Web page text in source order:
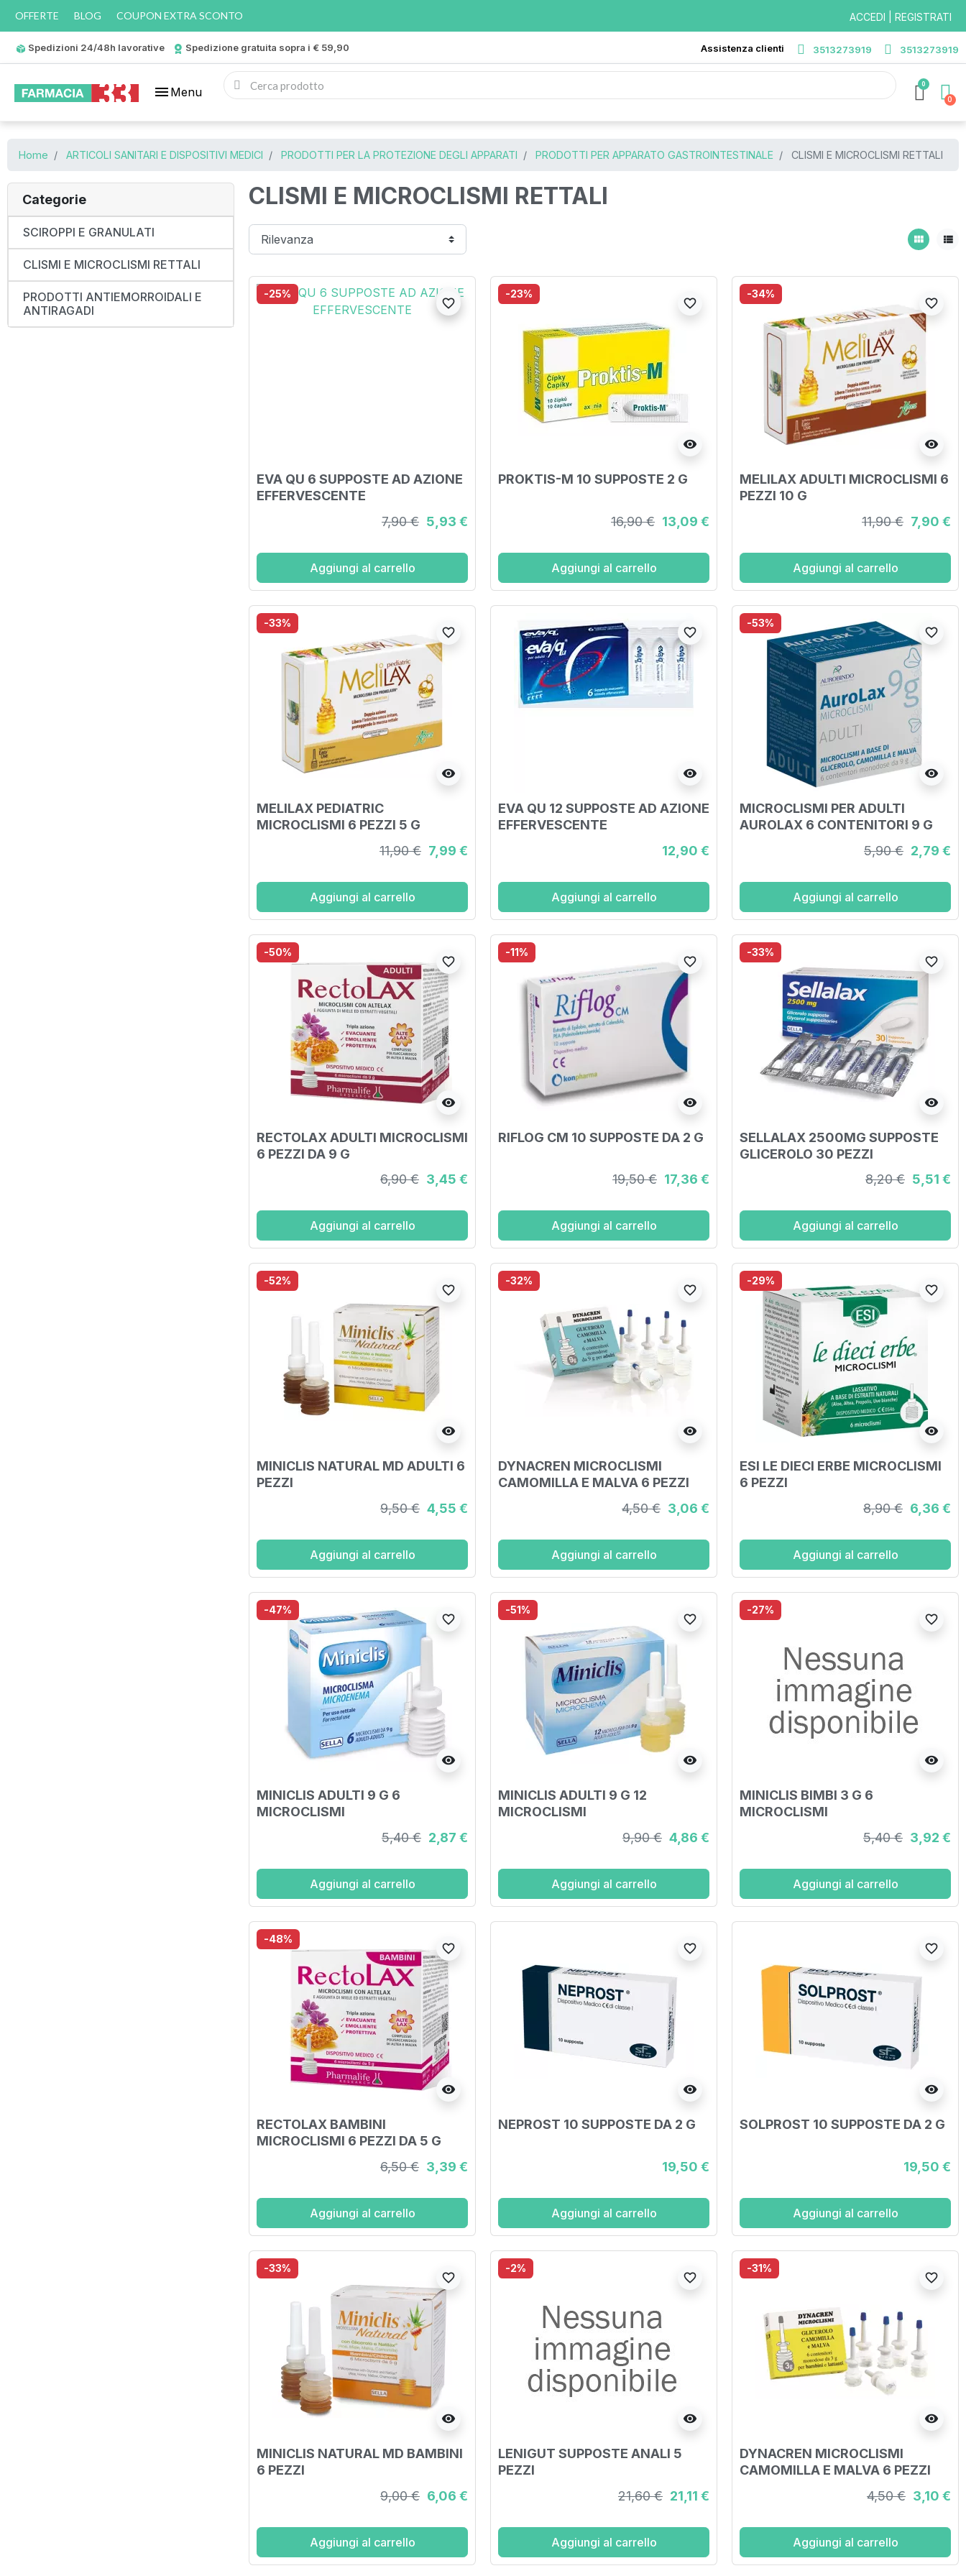
OFFERTE BLOG COUPON EXTRA SCONTO ACCEDI | REGISTRATI
Spedizioni 24/48h lavorative Spedizione gratuita sopra i € 59,90 Assistenza clienti 3513273919 3513273919
menu Menu
0
Home ARTICOLI SANITARI E DISPOSITIVI MEDICI PRODOTTI PER LA PROTEZIONE DEGLI APPARATI PRODOTTI PER APPARATO GASTROINTESTINALE CLISMI E MICROCLISMI RETTALI
Categorie
SCIROPPI E GRANULATI
CLISMI E MICROCLISMI RETTALI
PRODOTTI ANTIEMORROIDALI E
ANTIRAGADI
CLISMI E MICROCLISMI RETTALI
view_module view_list
-25% visibility
favorite_border
EVA QU 6 SUPPOSTE AD AZIONE
EFFERVESCENTE
7,90 € 5,93 €
Aggiungi al carrello
-23%
visibility
favorite_border
PROKTIS-M 10 SUPPOSTE 2 G
16,90 € 13,09 €
Aggiungi al carrello
-34%
visibility
favorite_border
MELILAX ADULTI MICROCLISMI 6
PEZZI 10 G
11,90 € 7,90 €
Aggiungi al carrello
-33%
visibility
favorite_border
MELILAX PEDIATRIC
MICROCLISMI 6 PEZZI 5 G
11,90 € 7,99 €
Aggiungi al carrello
visibility
favorite_border
EVA QU 12 SUPPOSTE AD AZIONE
EFFERVESCENTE
12,90 €
Aggiungi al carrello
-53%
visibility
favorite_border
MICROCLISMI PER ADULTI
AUROLAX 6 CONTENITORI 9 G
5,90 € 2,79 €
Aggiungi al carrello
-50%
visibility
favorite_border
RECTOLAX ADULTI MICROCLISMI
6 PEZZI DA 9 G
6,90 € 3,45 €
Aggiungi al carrello
-11%
visibility
favorite_border
RIFLOG CM 10 SUPPOSTE DA 2 G
19,50 € 17,36 €
Aggiungi al carrello
-33%
visibility
favorite_border
SELLALAX 2500MG SUPPOSTE
GLICEROLO 30 PEZZI
8,20 € 5,51 €
Aggiungi al carrello
-52%
visibility
favorite_border
MINICLIS NATURAL MD ADULTI 6
PEZZI
9,50 € 4,55 €
Aggiungi al carrello
-32%
visibility
favorite_border
DYNACREN MICROCLISMI
CAMOMILLA E MALVA 6 PEZZI
4,50 € 3,06 €
Aggiungi al carrello
-29%
visibility
favorite_border
ESI LE DIECI ERBE MICROCLISMI
6 PEZZI
8,90 € 6,36 €
Aggiungi al carrello
-47%
visibility
favorite_border
MINICLIS ADULTI 9 G 6
MICROCLISMI
5,40 € 2,87 €
Aggiungi al carrello
-51%
visibility
favorite_border
MINICLIS ADULTI 9 G 12
MICROCLISMI
9,90 € 4,86 €
Aggiungi al carrello
-27%
visibility
favorite_border
MINICLIS BIMBI 3 G 6
MICROCLISMI
5,40 € 3,92 €
Aggiungi al carrello
-48%
visibility
favorite_border
RECTOLAX BAMBINI
MICROCLISMI 6 PEZZI DA 5 G
6,50 € 3,39 €
Aggiungi al carrello
visibility
favorite_border
NEPROST 10 SUPPOSTE DA 2 G
19,50 €
Aggiungi al carrello
visibility
favorite_border
SOLPROST 10 SUPPOSTE DA 2 G
19,50 €
Aggiungi al carrello
-33%
visibility
favorite_border
MINICLIS NATURAL MD BAMBINI
6 PEZZI
9,00 € 6,06 €
Aggiungi al carrello
-2%
visibility
favorite_border
LENIGUT SUPPOSTE ANALI 5
PEZZI
21,60 € 21,11 €
Aggiungi al carrello
-31%
visibility
favorite_border
DYNACREN MICROCLISMI
CAMOMILLA E MALVA 6 PEZZI
4,50 € 3,10 €
Aggiungi al carrello